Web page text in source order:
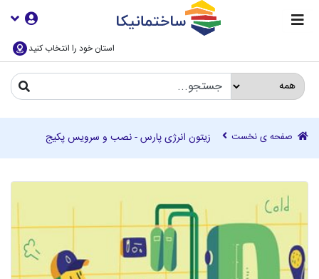
استان خود را انتخاب کنید
صفحه ی نخست زیتون انرژی پارس - نصب و سرویس پکیج